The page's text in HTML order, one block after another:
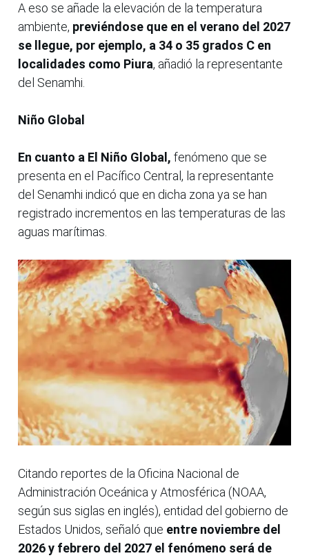
A eso se añade la elevación de la temperatura
ambiente, previéndose que en el verano del 2027
se llegue, por ejemplo, a 34 o 35 grados C en
localidades como Piura, añadió la representante
del Senamhi.
Niño Global
En cuanto a El Niño Global, fenómeno que se
presenta en el Pacífico Central, la representante
del Senamhi indicó que en dicha zona ya se han
registrado incrementos en las temperaturas de las
aguas marítimas.
Citando reportes de la Oficina Nacional de
Administración Oceánica y Atmosférica (NOAA,
según sus siglas en inglés), entidad del gobierno de
Estados Unidos, señaló que entre noviembre del
2026 y febrero del 2027 el fenómeno será de